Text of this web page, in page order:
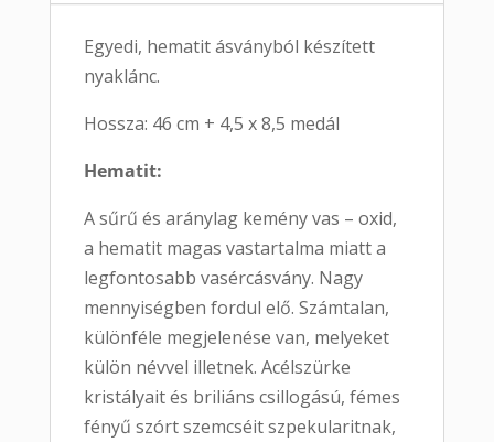
Egyedi, hematit ásványból készített
nyaklánc.
Hossza: 46 cm + 4,5 x 8,5 medál
Hematit:
A sűrű és aránylag kemény vas – oxid,
a hematit magas vastartalma miatt a
legfontosabb vasércásvány. Nagy
mennyiségben fordul elő. Számtalan,
különféle megjelenése van, melyeket
külön névvel illetnek. Acélszürke
kristályait és briliáns csillogású, fémes
fényű szórt szemcséit szpekularitnak,